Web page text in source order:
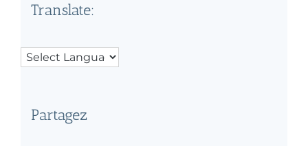
Translate:
Partagez